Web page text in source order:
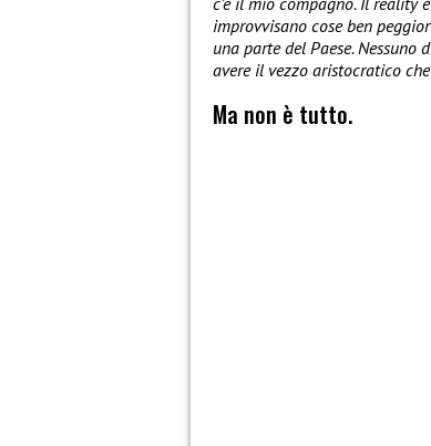
improvvisano cose ben
una parte del Paese.
avere il vezzo aristocratico
Ma non è tutto.